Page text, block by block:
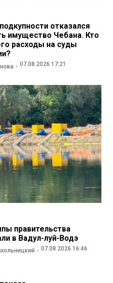
отказался
имущество Чебана. Кто
расходы на суды
07.08.2026 17:21
правительства
в Вадул-луй-Водэ
07.08.2026 16:46